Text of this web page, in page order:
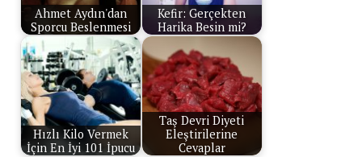
Ahmet Aydın'dan
Sporcu Beslenmesi
Kefir: Gerçekten
Harika Besin mi?
Hızlı Kilo Vermek
İçin En İyi 101 İpucu
Taş Devri Diyeti
Eleştirilerine
Cevaplar